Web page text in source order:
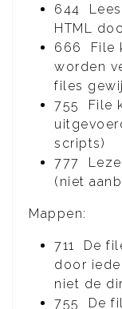
644
HTML
666 File
worden
files
755 File
scripts)
777
(niet
Mappen:
711 De
door
niet de
755 De